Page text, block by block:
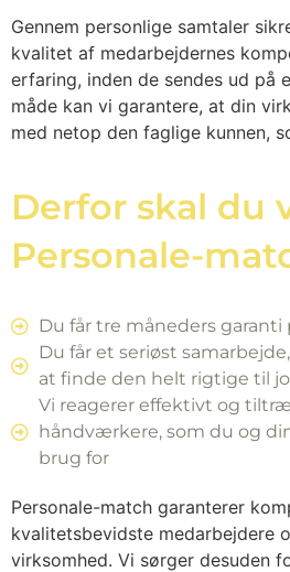
Gennem personlige samtaler
kvalitet af medarbejdernes
erfaring, inden de sendes ud på
måde kan vi garantere, at din
med netop den faglige kunnen,
Derfor skal du
Personale-
Du får tre måneders
Du får et seriøst
at finde den helt rigtige til
Vi reagerer effektivt og
håndværkere, som du og
brug for
Personale-match garanterer
kvalitetsbevidste medarbejdere
virksomhed. Vi sørger desuden